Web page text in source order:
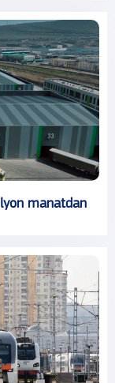
manatdan